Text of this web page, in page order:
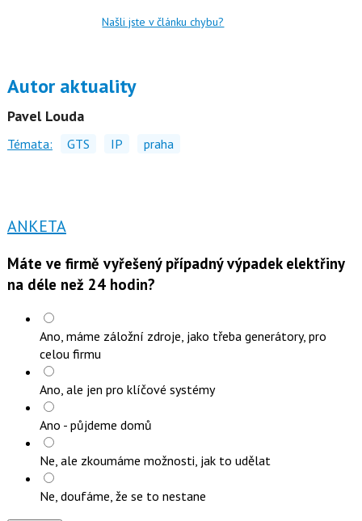
Našli jste v článku chybu?
Autor aktuality
Pavel Louda
Témata: GTS IP praha
ANKETA
Máte ve firmě vyřešený případný výpadek elektřiny
na déle než 24 hodin?
Ano, máme záložní zdroje, jako třeba generátory, pro
celou firmu
Ano, ale jen pro klíčové systémy
Ano - půjdeme domů
Ne, ale zkoumáme možnosti, jak to udělat
Ne, doufáme, že se to nestane